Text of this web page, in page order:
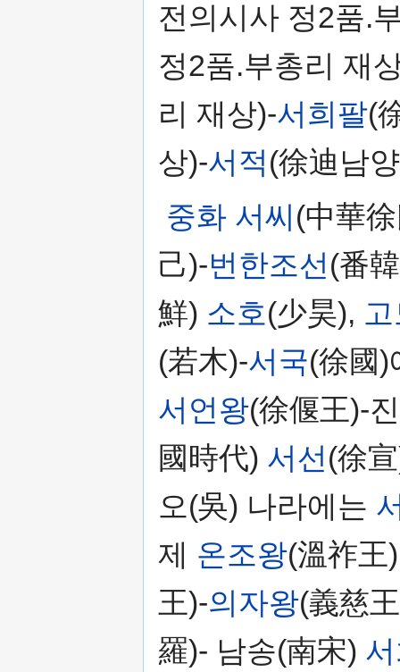
전의시사 정2품.
정2품.부총리 재
리 재상)-서희팔(
상)-서적(徐迪남
중화 서씨 (中華
己)-번한조선(番
鮮) 소호(少昊),
(若木)-서국(徐國
서언왕(徐偃王)-
國時代) 서선(徐
오(吳) 나라에는
제 온조왕(溫祚王)
王)-의자왕(義慈
羅)- 남송(南宋)